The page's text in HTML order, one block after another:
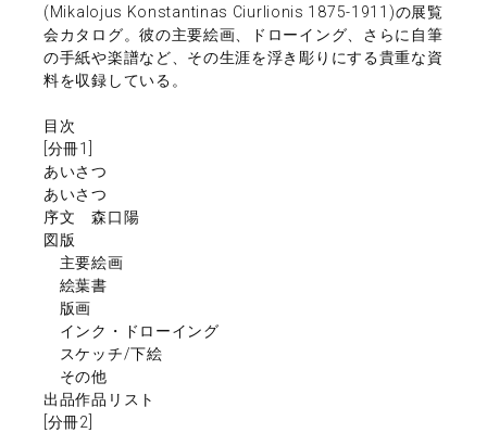
(Mikalojus Konstantinas Ciurlionis 1875-1911)の展覧
会カタログ。彼の主要絵画、ドローイング、さらに自筆
の手紙や楽譜など、その生涯を浮き彫りにする貴重な資
料を収録している。
目次
[分冊1]
あいさつ
あいさつ
序文 森口陽
図版
主要絵画
絵葉書
版画
インク・ドローイング
スケッチ/下絵
その他
出品作品リスト
[分冊2]